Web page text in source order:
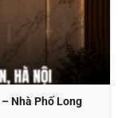
Nhà Phố Long